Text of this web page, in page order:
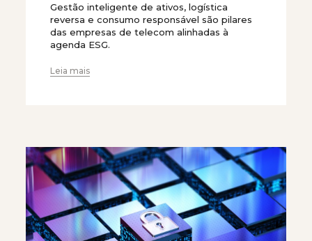
Gestão inteligente de ativos, logística
reversa e consumo responsável são pilares
das empresas de telecom alinhadas à
agenda ESG.
Leia mais